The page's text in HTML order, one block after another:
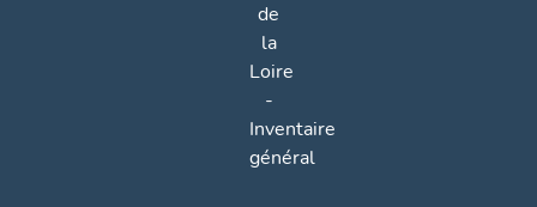
de
la
Loire
-
Inventaire
général